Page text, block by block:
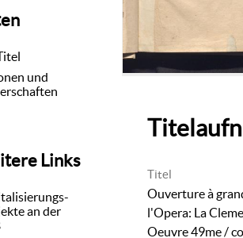
und
Links
an der
Titel
Ouverture à
l'Opera: La
Oeuvre 49me/